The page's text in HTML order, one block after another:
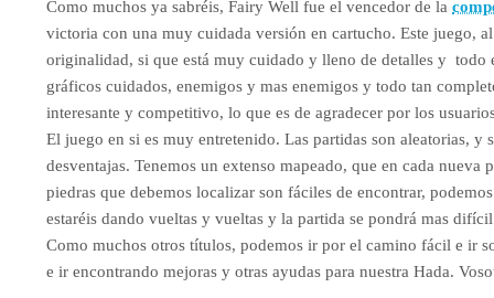
Como muchos ya sabréis, Fairy Well fue el vencedor de la
victoria con una muy cuidada versión en cartucho. Este juego,
originalidad, si que está muy cuidado y lleno de detalles y todo
gráficos cuidados, enemigos y mas enemigos y todo tan
interesante y competitivo, lo que es de agradecer por los
El juego en si es muy entretenido. Las partidas son aleatorias,
desventajas. Tenemos un extenso mapeado, que en cada
piedras que debemos localizar son fáciles de encontrar,
estaréis dando vueltas y vueltas y la partida se pondrá mas
Como muchos otros títulos, podemos ir por el camino fácil e ir
e ir encontrando mejoras y otras ayudas para nuestra Hada.